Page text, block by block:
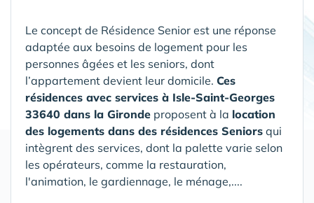
Le concept de Résidence Senior est une réponse
adaptée aux besoins de logement pour les
personnes âgées et les seniors, dont
l’appartement devient leur domicile. Ces
résidences avec services à Isle-Saint-Georges
33640 dans la Gironde proposent à la location
des logements dans des résidences Seniors qui
intègrent des services, dont la palette varie selon
les opérateurs, comme la restauration,
l'animation, le gardiennage, le ménage,....